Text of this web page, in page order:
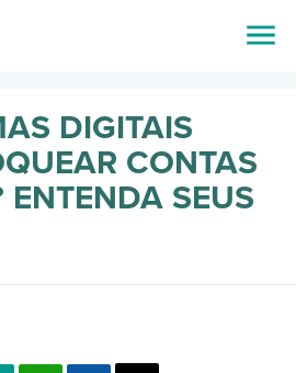
DIGITAIS
CONTAS
ENTENDA SEUS